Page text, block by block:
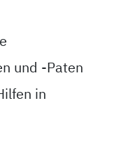
und -Paten
in